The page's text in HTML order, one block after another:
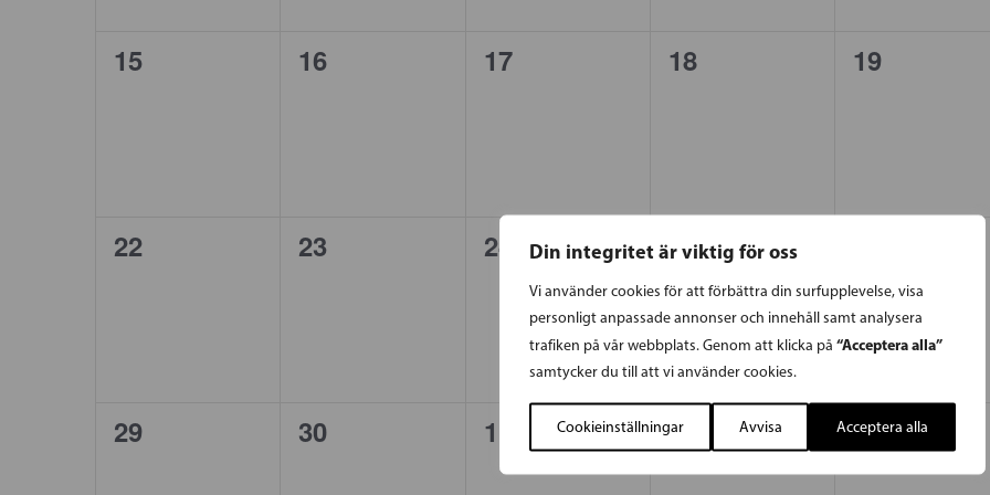
Din integritet är viktig för oss
Vi använder cookies för att förbättra din surfupplevelse, visa
personligt anpassade annonser och innehåll samt analysera
trafiken på vår webbplats. Genom att klicka på “Acceptera alla”
samtycker du till att vi använder cookies.
Cookieinställningar Avvisa Acceptera alla
0
15
0
16
0
17
0
18
0
19
0
22
0
23
0
evenemang,
24
0
evenemang,
25
evenemang,
0
29
0
30
0
evenemang,
1
0
evenemang,
2
0
evenemang,
3